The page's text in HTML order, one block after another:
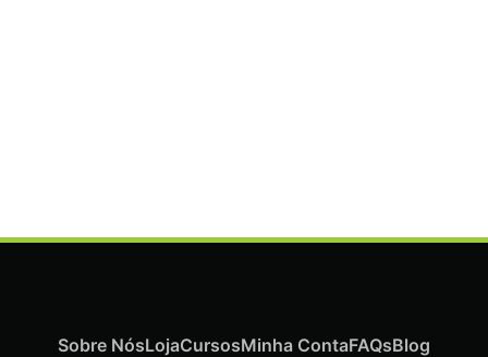
Sobre NósLojaCursosMinha ContaFAQsBlog